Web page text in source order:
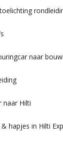
naar
naar Hilti
& hapjes in Hilti